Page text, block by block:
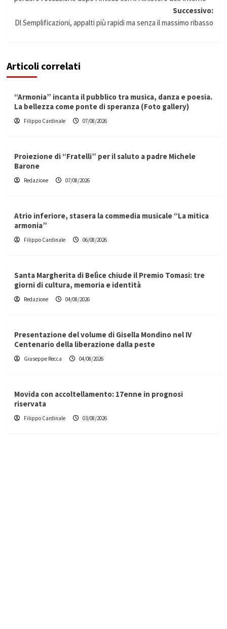
Successivo:
Dl Semplificazioni, appalti più rapidi ma senza il massimo ribasso
Articoli correlati
“Armonia” incanta il pubblico tra musica, danza e poesia.
La bellezza come ponte di speranza (Foto gallery)
Filippo Cardinale 07/08/2026
Proiezione di “Fratelli” per il saluto a padre Michele
Barone
Redazione 07/08/2026
Atrio inferiore, stasera la commedia musicale “La mitica
armonia”
Filippo Cardinale 06/08/2026
Santa Margherita di Belìce chiude il Premio Tomasi: tre
giorni di cultura, memoria e identità
Redazione 04/08/2026
Presentazione del volume di Gisella Mondino nel IV
Centenario della liberazione dalla peste
Giuseppe Recca 04/08/2026
Movida con accoltellamento: 17enne in prognosi
riservata
Filippo Cardinale 03/08/2026